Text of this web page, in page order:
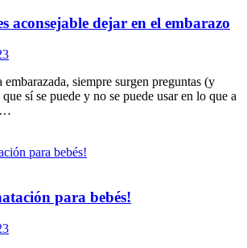
aconsejable dejar en el embarazo
embarazada, siempre surgen preguntas (y
sí se puede y no se puede usar en lo que a
…
para bebés!